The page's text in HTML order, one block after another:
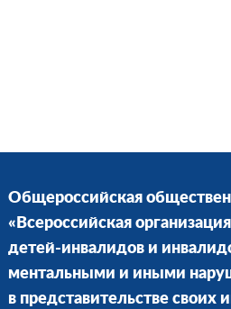
Общероссийская
«Всероссийская
детей-инвалидов и
ментальными и иными
в представительстве своих